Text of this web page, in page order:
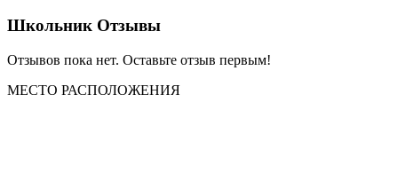
Школьник Отзывы
Отзывов пока нет. Оставьте отзыв первым!
МЕСТО РАСПОЛОЖЕНИЯ